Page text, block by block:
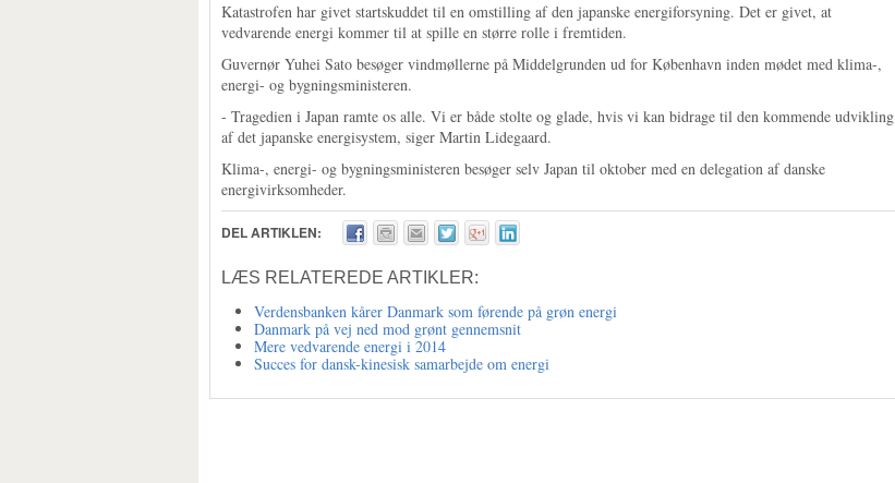
Katastrofen har givet startskuddet til en omstilling af den japanske energiforsyning. Det er givet, at
vedvarende energi kommer til at spille en større rolle i fremtiden.
Guvernør Yuhei Sato besøger vindmøllerne på Middelgrunden ud for København inden mødet med klima-,
energi- og bygningsministeren.
- Tragedien i Japan ramte os alle. Vi er både stolte og glade, hvis vi kan bidrage til den kommende udvikling
af det japanske energisystem, siger Martin Lidegaard.
Klima-, energi- og bygningsministeren besøger selv Japan til oktober med en delegation af danske
energivirksomheder.
DEL ARTIKLEN:
LÆS RELATEREDE ARTIKLER:
Verdensbanken kårer Danmark som førende på grøn energi
Danmark på vej ned mod grønt gennemsnit
Mere vedvarende energi i 2014
Succes for dansk-kinesisk samarbejde om energi